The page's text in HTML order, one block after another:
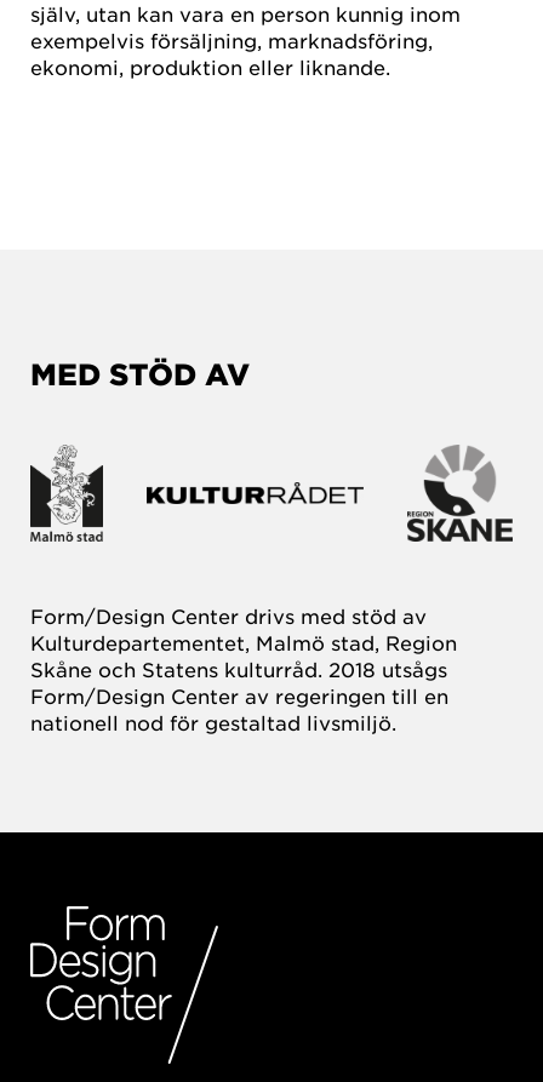
själv, utan kan vara en person kunnig inom
exempelvis försäljning, marknadsföring,
ekonomi, produktion eller liknande.
MED STÖD AV
Form/Design Center drivs med stöd av
Kulturdepartementet, Malmö stad, Region
Skåne och Statens kulturråd. 2018 utsågs
Form/Design Center av regeringen till en
nationell nod för gestaltad livsmiljö.